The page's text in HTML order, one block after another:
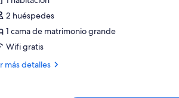
2 huéspedes
1 cama de matrimonio grande
Wifi gratis
más detalles